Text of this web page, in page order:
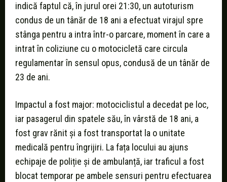
indică faptul că, în jurul orei 21:30, un autoturism
condus de un tânăr de 18 ani a efectuat virajul spre
stânga pentru a intra într-o parcare, moment în care a
intrat în coliziune cu o motocicletă care circula
regulamentar în sensul opus, condusă de un tânăr de
23 de ani.
Impactul a fost major: motociclistul a decedat pe loc,
iar pasagerul din spatele său, în vârstă de 18 ani, a
fost grav rănit și a fost transportat la o unitate
medicală pentru îngrijiri. La fața locului au ajuns
echipaje de poliție și de ambulanță, iar traficul a fost
blocat temporar pe ambele sensuri pentru efectuarea